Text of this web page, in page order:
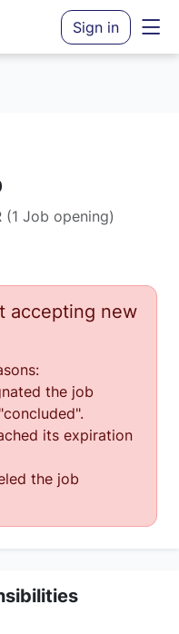
Sign in
(1 Job opening)
accepting new
the job
its expiration
the job